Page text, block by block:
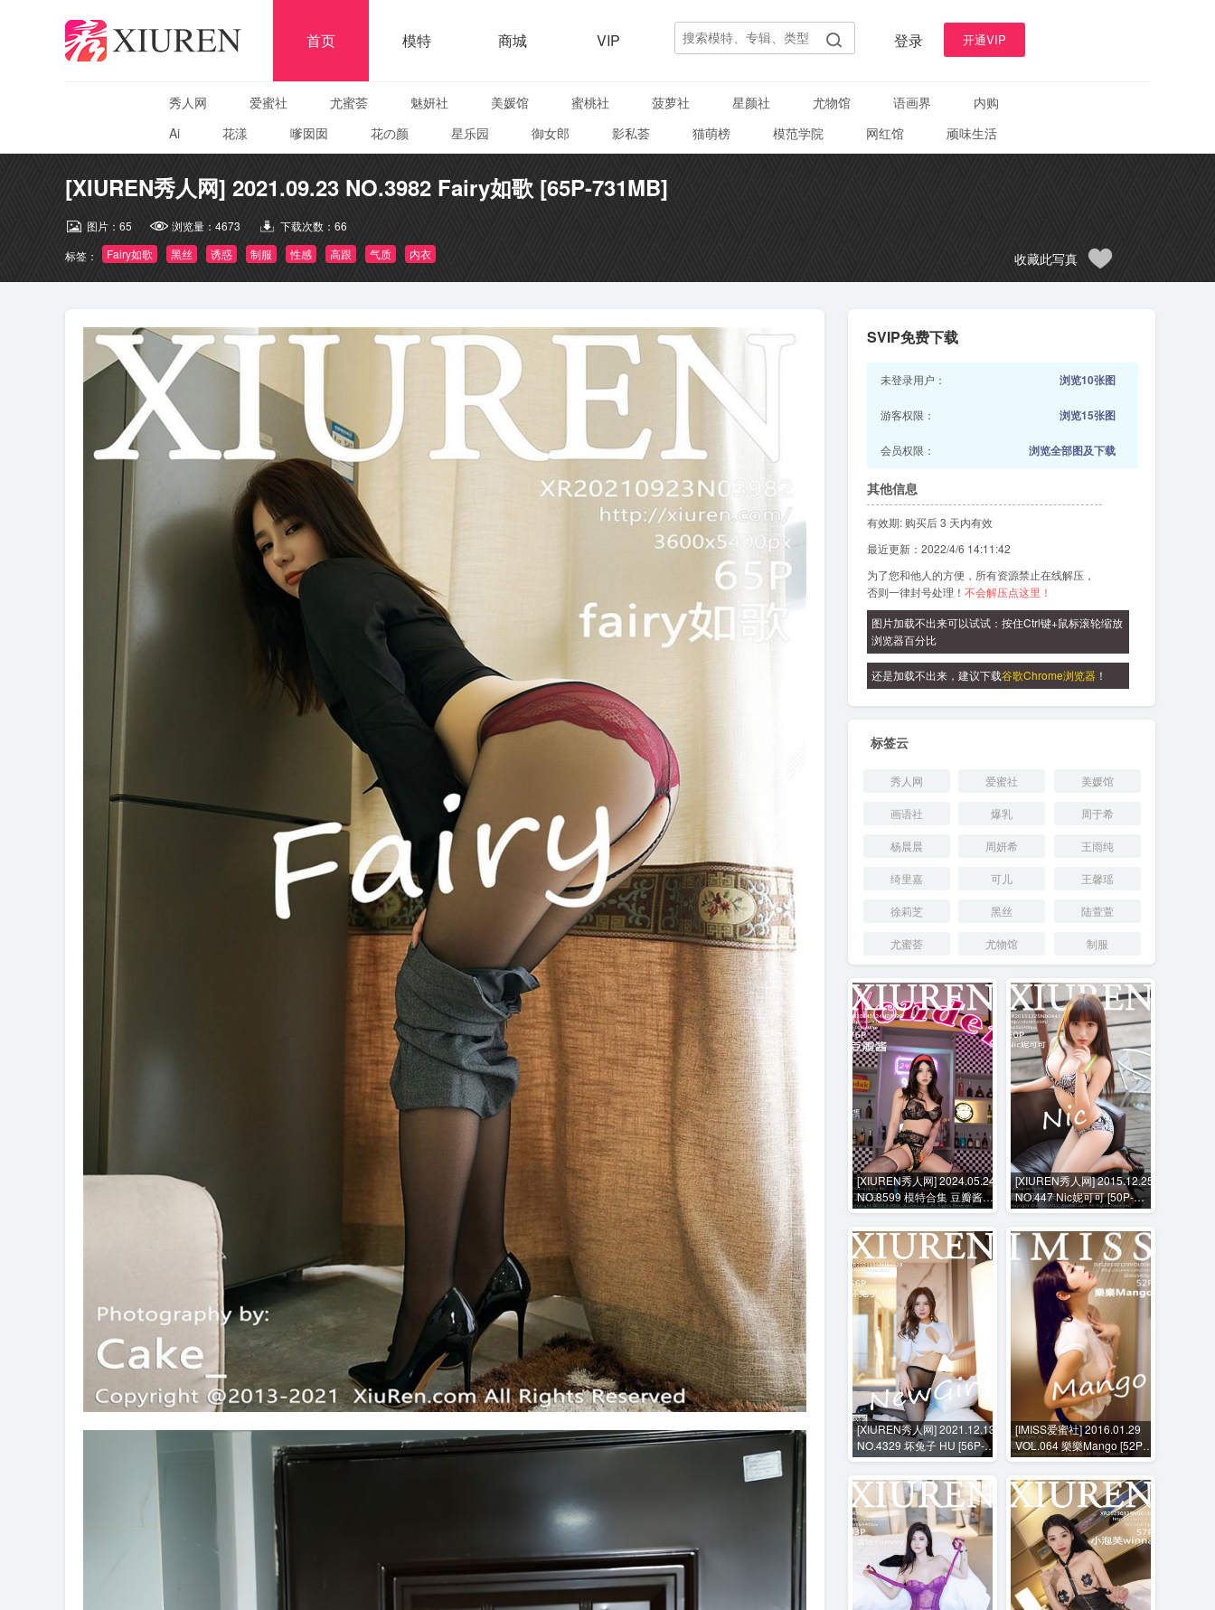
首页 模特 商城 VIP 登录 开通VIP
秀人网 爱蜜社 尤蜜荟 魅妍社 美媛馆 蜜桃社 菠萝社 星颜社 尤物馆 语画界
内购
Ai
花漾 嗲囡囡 花の颜 星乐园 御女郎 影私荟 猫萌榜 模范学院 网红馆 顽味生活
[XIUREN秀人网] 2021.09.23 NO.3982 Fairy如歌 [65P-731MB]
图片： 65 浏览量： 4673 下载次数： 66
标签：
Fairy如歌 黑丝 诱惑 制服 性感 高跟 气质 内衣 收藏此写真
SVIP免费下载
未登录用户： 浏览10张图
游客权限： 浏览15张图
会员权限： 浏览全部图及下载
其他信息
有效期: 购买后 3 天内有效
最近更新：2022/4/6 14:11:42
为了您和他人的方便，所有资源禁止在线解压，
否则一律封号处理！ 不会解压点这里！
图片加载不出来可以试试：按住Ctrl键+鼠标滚轮缩放
浏览器百分比
还是加载不出来，建议下载谷歌Chrome浏览器 ！
标签云
秀人网 爱蜜社 美媛馆
画语社 爆乳 周于希
杨晨晨 周妍希 王雨纯
绮里嘉 可儿 王馨瑶
徐莉芝 黑丝 陆萱萱
尤蜜荟 尤物馆 制服
[XIUREN秀人网] 2024.05.24
NO.8599 模特合集 豆瓣酱
[75P-830MB]
[XIUREN秀人网] 2015.12.25
NO.447 Nic妮可可 [50P-
119MB]
[XIUREN秀人网] 2021.12.13
NO.4329 坏兔子 HU [56P-
503MB]
[IMISS爱蜜社] 2016.01.29
VOL.064 樂樂Mango [52P-
236MB]